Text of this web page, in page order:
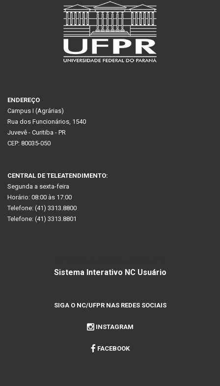
ENDEREÇO
Campus I (Agrárias)
Rua dos Funcionários, 1540
Juvevê - Curitiba - PR
CEP: 80035-050
CENTRAL DE TELEATENDIMENTO:
Segunda a sexta-feira
Horário: 08:00 às 17:00
Telefone: (41) 3313.8800
Telefone: (41) 3313.8801
Sistema Interativo NC Usuário
SIGA O NC/UFPR NAS REDES SOCIAIS
INSTAGRAM
FACEBOOK